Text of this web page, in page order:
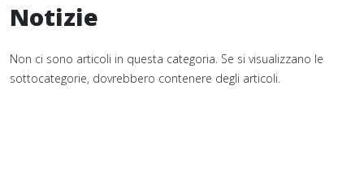
Notizie
Non ci sono articoli in questa categoria. Se si visualizzano le
sottocategorie, dovrebbero contenere degli articoli.